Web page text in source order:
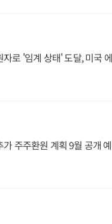
로 '임계 상태' 도달, 미국 에
주주환원 계획 9월 공개 예